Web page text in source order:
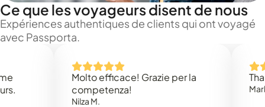
Ce que les voyageurs disent de nous
Expériences authentiques de clients qui ont voyagé
avec Passporta.
Molto efficace! Grazie per la
competenza!
Nilza M.
Thank
Mark N.